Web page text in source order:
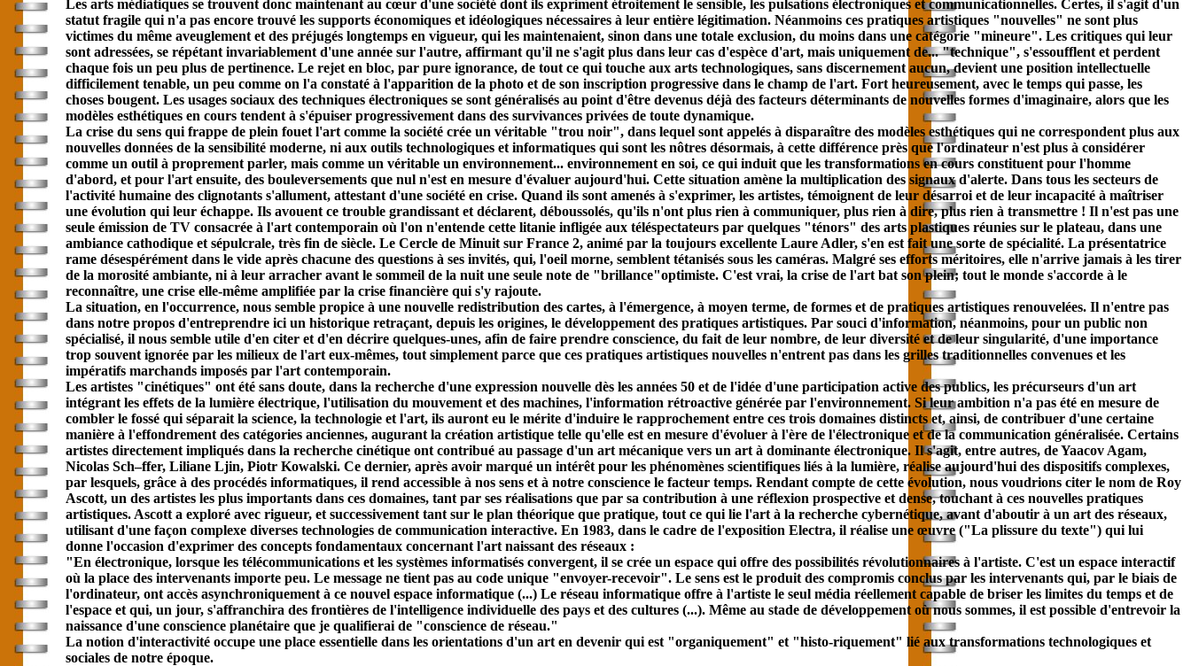
Les arts médiatiques se trouvent donc maintenant au cœur d'une société dont ils expriment étroitement le sensible, les pulsations électroniques etcommunicationnelles. Certes, il s'agit d'un
statut fragile qui n'a pas encore trouvé les supports économiques et idéologiques nécessaires à leur entière légitimation. Néanmoins ces pratiques artistiques "nouvelles" ne sont plus
victimes du même aveuglement et des préjugés longtemps en vigueur, qui les maintenaient, sinon dans une totale exclusion, du moins dans une catégorie "mineure". Les critiques qui leur
sont adressées, se répétant invariablement d'une année sur l'autre, affirmant qu'il ne s'agit plus dans leur cas d'espèce d'art, mais uniquement de... "technique", s'essoufflent et perdent
chaque fois un peu plus de pertinence. Le rejet en bloc, par pure ignorance, de tout ce qui touche aux arts technologiques, sans discernement aucun, devient une position intellectuelle
difficilement tenable, un peu comme on l'a constaté à l'apparition de la photo et de son inscription progressive dans le champ de l'art. Fort heureusement, avec le temps qui passe, les
choses bougent. Les usages sociaux des techniques électroniques se sont généralisés au point d'être devenus déjà des facteurs déterminants de nouvelles formes d'imaginaire, alors que les
modèles esthétiques en cours tendent à s'épuiser progressivement dans des survivances privées de toute dynamique.
La crise du sens qui frappe de plein fouet l'art comme la société crée un véritable "trou noir", dans lequel sont appelés à disparaître des modèles esthétiques qui ne correspondent plus aux
nouvelles données de la sensibilité moderne, ni aux outils technologiques et informatiques qui sont les nôtres désormais, à cette différence près que l'ordinateur n'est plus à considérer
comme un outil à proprement parler, mais comme un véritable un environnement... environnement en soi, ce qui induit que les transformations en cours constituent pour l'homme
d'abord, et pour l'art ensuite, des bouleversements que nul n'est en mesure d'évaluer aujourd'hui. Cette situation amène la multiplication des signaux d'alerte. Dans tous les secteurs de
l'activité humaine des clignotants s'allument, attestant d'une société en crise. Quand ils sont amenés à s'exprimer, les artistes, témoignent de leur désarroi et de leur incapacité à maîtriser
une évolution qui leur échappe. Ils avouent ce trouble grandissant et déclarent, déboussolés, qu'ils n'ont plus rien à communiquer, plus rien à dire, plus rien à transmettre ! Il n'est pas une
seule émission de TV consacrée à l'art contemporain où l'on n'entende cette litanie infligée aux téléspectateurs par quelques "ténors" des arts plastiques réunies sur le plateau, dans une
ambiance cathodique et sépulcrale, très fin de siècle. Le Cercle de Minuit sur France 2, animé par la toujours excellente Laure Adler, s'en est fait une sorte de spécialité. La présentatrice
rame désespérément dans le vide après chacune des questions à ses invités, qui, l'oeil morne, semblent tétanisés sous les caméras. Malgré ses efforts méritoires, elle n'arrive jamais à les tirer
de la morosité ambiante, ni à leur arracher avant le sommeil de la nuit une seule note de "brillance"optimiste. C'est vrai, la crise de l'art bat son plein; tout le monde s'accorde à le
reconnaître, une crise elle-même amplifiée par la crise financière qui s'y rajoute.
La situation, en l'occurrence, nous semble propice à une nouvelle redistribution des cartes, à l'émergence, à moyen terme, de formes et de pratiques artistiques renouvelées. Il n'entre pas
dans notre propos d'entreprendre ici un historique retraçant, depuis les origines, le développement des pratiques artistiques. Par souci d'information, néanmoins, pour un public non
spécialisé, il nous semble utile d'en citer et d'en décrire quelques-unes, afin de faire prendre conscience, du fait de leur nombre, de leur diversité et de leur singularité, d'une importance
trop souvent ignorée par les milieux de l'art eux-mêmes, tout simplement parce que ces pratiques artistiques nouvelles n'entrent pas dans les grilles traditionnelles convenues et les
impératifs marchands imposés par l'art contemporain.
Les artistes "cinétiques" ont été sans doute, dans la recherche d'une expression nouvelle dès les années 50 et de l'idée d'une participation active des publics, les précurseurs d'un art
intégrant les effets de la lumière électrique, l'utilisation du mouvement et des machines, l'information rétroactive générée par l'environnement. Si leur ambition n'a pas été en mesure de
combler le fossé qui séparait la science, la technologie et l'art, ils auront eu le mérite d'induire le rapprochement entre ces trois domaines distincts et, ainsi, de contribuer d'une certaine
manière à l'effondrement des catégories anciennes, augurant la création artistique telle qu'elle est en mesure d'évoluer à l'ère de l'électronique et de lacommunication généralisée. Certains
artistes directement impliqués dans la recherche cinétique ont contribué au passage d'un art mécanique vers un art à dominante électronique. Il s'agit, entre autres, de Yaacov Agam,
Nicolas Sch–ffer, Liliane Ljin, Piotr Kowalski. Ce dernier, après avoir marqué un intérêt pour les phénomènes scientifiques liés à la lumière, réalise aujourd'hui des dispositifs complexes,
par lesquels, grâce à des procédés informatiques, il rend accessible à nos sens et à notre conscience le facteur temps. Rendant compte de cette évolution, nous voudrions citer le nom de Roy
Ascott, un des artistes les plus importants dans ces domaines, tant par ses réalisations que par sa contribution à une réflexion prospective et dense, touchant à ces nouvelles pratiques
artistiques. Ascott a exploré avec rigueur, et successivement tant sur le plan théorique que pratique, tout ce qui lie l'art à la recherche cybernétique, avant d'aboutir à un art des réseaux,
utilisant d'une façon complexe diverses technologies de communication interactive. En 1983, dans le cadre de l'exposition Electra, il réalise une œuvre ("La plissure du texte") qui lui
donne l'occasion d'exprimer des concepts fondamentaux concernant l'art naissant des réseaux :
"En électronique, lorsque les télécommunications et les systèmes informatisés convergent, il se crée un espace qui offre des possibilités révolutionnaires à l'artiste. C'est un espace interactif
où la place des intervenants importe peu. Le message ne tient pas au code unique "envoyer-recevoir". Le sens est le produit des compromis conclus par les intervenants qui, par le biais de
l'ordinateur, ont accès asynchroniquement à ce nouvel espace informatique (...) Le réseau informatique offre à l'artiste le seul média réellement capable de briser les limites du temps et de
l'espace et qui, un jour, s'affranchira des frontières de l'intelligence individuelle des pays et des cultures (...). Même au stade de développement où nous sommes, il est possible d'entrevoir la
naissance d'une conscience planétaire que je qualifierai de "conscience de réseau."
La notion d'interactivité occupe une place essentielle dans les orientations d'un art en devenir qui est "organiquement" et "histo-riquement" lié aux transformations technologiques et
sociales de notre époque.